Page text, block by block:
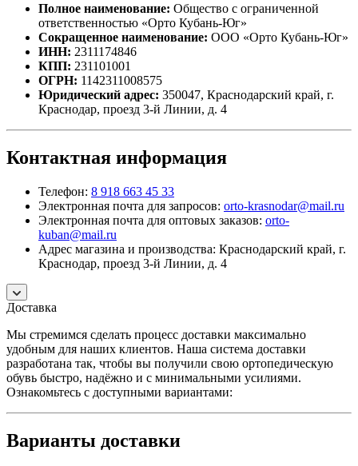
Полное наименование: Общество с ограниченной
ответственностью «Орто Кубань-Юг»
Сокращенное наименование: ООО «Орто Кубань-Юг»
ИНН: 2311174846
КПП: 231101001
ОГРН: 1142311008575
Юридический адрес: 350047, Краснодарский край, г.
Краснодар, проезд 3-й Линии, д. 4
Контактная информация
Телефон: 8 918 663 45 33
Электронная почта для запросов: orto-krasnodar@mail.ru
Электронная почта для оптовых заказов: orto-
kuban@mail.ru
Адрес магазина и производства: Краснодарский край, г.
Краснодар, проезд 3-й Линии, д. 4
Доставка
Мы стремимся сделать процесс доставки максимально
удобным для наших клиентов. Наша система доставки
разработана так, чтобы вы получили свою ортопедическую
обувь быстро, надёжно и с минимальными усилиями.
Ознакомьтесь с доступными вариантами:
Варианты доставки